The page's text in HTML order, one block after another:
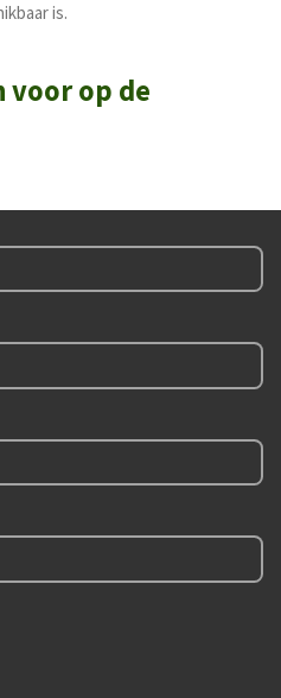
is.
voor op de